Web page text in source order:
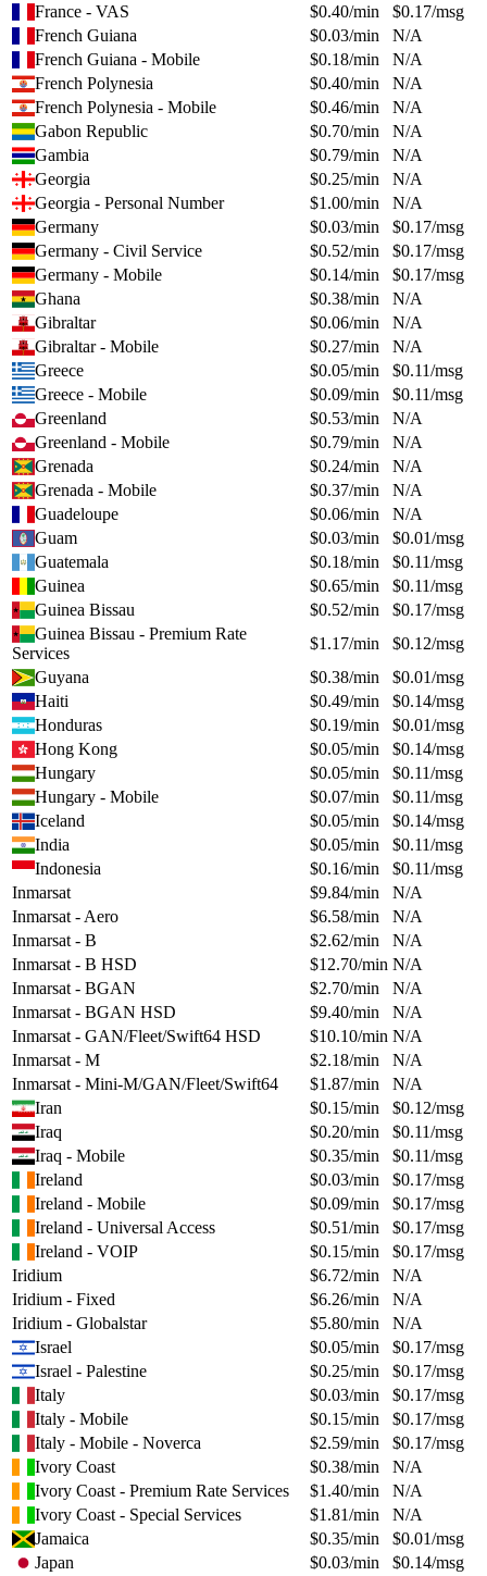
France - VAS $0.40/min $0.17/msg
French Guiana
$0.03/min
N/A
French Guiana - Mobile
$0.18/min
N/A
French Polynesia
$0.40/min
N/A
French Polynesia - Mobile
$0.46/min
N/A
Gabon Republic
$0.70/min
N/A
Gambia
$0.79/min
N/A
Georgia
$0.25/min
N/A
Georgia - Personal Number
$1.00/min
N/A
Germany
$0.03/min $0.17/msg
Germany - Civil Service
$0.52/min $0.17/msg
Germany - Mobile
$0.14/min $0.17/msg
Ghana
$0.38/min
N/A
Gibraltar
$0.06/min
N/A
Gibraltar - Mobile
$0.27/min
N/A
Greece
$0.05/min $0.11/msg
Greece - Mobile
$0.09/min $0.11/msg
Greenland
$0.53/min
N/A
Greenland - Mobile
$0.79/min
N/A
Grenada
$0.24/min
N/A
Grenada - Mobile
$0.37/min
N/A
Guadeloupe
$0.06/min
N/A
Guam
$0.03/min $0.01/msg
Guatemala
$0.18/min $0.11/msg
Guinea
$0.65/min $0.11/msg
Guinea Bissau
$0.52/min $0.17/msg
Guinea Bissau - Premium Rate
Services
$1.17/min $0.12/msg
Guyana
$0.38/min $0.01/msg
Haiti
$0.49/min $0.14/msg
Honduras
$0.19/min $0.01/msg
Hong Kong
$0.05/min $0.14/msg
Hungary
$0.05/min $0.11/msg
Hungary - Mobile
$0.07/min $0.11/msg
Iceland
$0.05/min $0.14/msg
India
$0.05/min $0.11/msg
Indonesia
$0.16/min $0.11/msg
Inmarsat
$9.84/min
N/A
Inmarsat - Aero
$6.58/min
N/A
Inmarsat - B
$2.62/min
N/A
Inmarsat - B HSD
$12.70/min N/A
Inmarsat - BGAN
$2.70/min
N/A
Inmarsat - BGAN HSD
$9.40/min
N/A
Inmarsat - GAN/Fleet/Swift64 HSD
$10.10/min N/A
Inmarsat - M
$2.18/min
N/A
Inmarsat - Mini-M/GAN/Fleet/Swift64
$1.87/min
N/A
Iran
$0.15/min $0.12/msg
Iraq
$0.20/min $0.11/msg
Iraq - Mobile
$0.35/min $0.11/msg
Ireland
$0.03/min $0.17/msg
Ireland - Mobile
$0.09/min $0.17/msg
Ireland - Universal Access
$0.51/min $0.17/msg
Ireland - VOIP
$0.15/min $0.17/msg
Iridium
$6.72/min
N/A
Iridium - Fixed
$6.26/min
N/A
Iridium - Globalstar
$5.80/min
N/A
Israel
$0.05/min $0.17/msg
Israel - Palestine
$0.25/min $0.17/msg
Italy
$0.03/min $0.17/msg
Italy - Mobile
$0.15/min $0.17/msg
Italy - Mobile - Noverca
$2.59/min $0.17/msg
Ivory Coast
$0.38/min
N/A
Ivory Coast - Premium Rate Services
$1.40/min
N/A
Ivory Coast - Special Services
$1.81/min
N/A
Jamaica
$0.35/min $0.01/msg
Japan
$0.03/min $0.14/msg